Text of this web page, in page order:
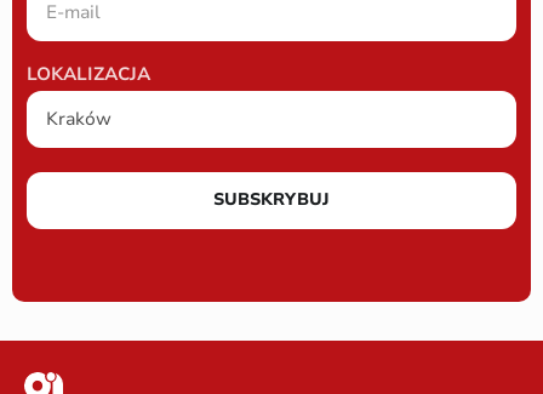
LOKALIZACJA
SUBSKRYBUJ